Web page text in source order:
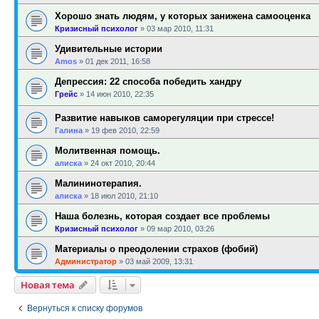
Хорошо знать людям, у которых занижена самооценка
Кризисный психолог » 03 мар 2010, 11:31
Удивительные истории
Amos » 01 дек 2011, 16:58
Депрессия: 22 способа победить хандру
Грейс » 14 июн 2010, 22:35
Развитие навыков саморегуляции при стрессе!
Галина » 19 фев 2010, 22:59
Молитвенная помощь.
алиска » 24 окт 2010, 20:44
Малининотерапия.
алиска » 18 июл 2010, 21:10
Наша болезнь, которая создает все проблемы
Кризисный психолог » 09 мар 2010, 03:26
Материалы о преодолении страхов (фобий)
Администратор » 03 май 2009, 13:31
Новая тема
Вернуться к списку форумов